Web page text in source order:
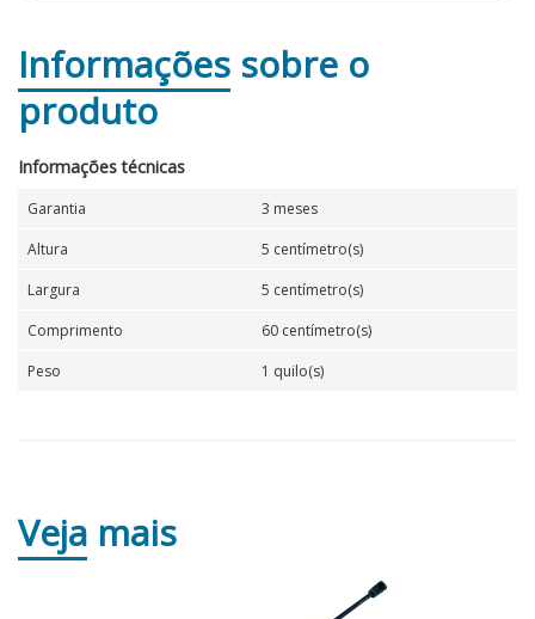
Informações sobre o
produto
Informações técnicas
Garantia
3 meses
Altura
5 centímetro(s)
Largura
5 centímetro(s)
Comprimento
60 centímetro(s)
Peso
1 quilo(s)
Veja mais